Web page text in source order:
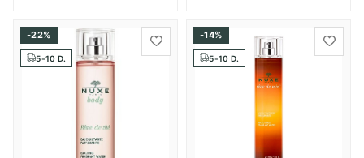
-22%
5-10 D.
-14%
5-10 D.